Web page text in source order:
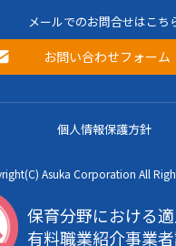
メールでのお問合せはこち
お問い合わせフォーム
個人情報保護方針
Asuka Corporation All
保育分野における
有料職業紹介事業